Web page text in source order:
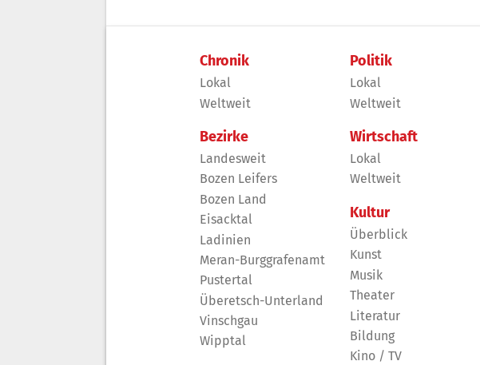
Chronik
Lokal
Weltweit
Bezirke
Landesweit
Bozen Leifers
Bozen Land
Eisacktal
Ladinien
Meran-Burggrafenamt
Pustertal
Überetsch-Unterland
Vinschgau
Wipptal
Politik
Lokal
Weltweit
Wirtschaft
Lokal
Weltweit
Kultur
Überblick
Kunst
Musik
Theater
Literatur
Bildung
Kino / TV